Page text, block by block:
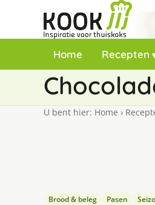
Home Recepten
U bent hier: Home ›
Brood & beleg Pasen